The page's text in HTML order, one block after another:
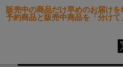
販売中の商品だけ早めのお届けを
予約商品と販売中商品を「分けて